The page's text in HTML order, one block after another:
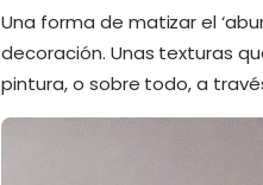
Una forma de matizar el
decoración. Unas texturas
pintura, o sobre todo, a